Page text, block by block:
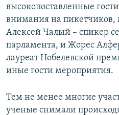
высокопоставленные
внимания на
Алексей Чалый – спикер
парламента, и Жорес
лауреат Нобелевской
иные гости мероприятия.
Тем не менее многие
ученые снимали